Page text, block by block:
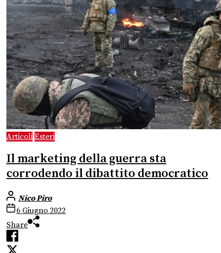
Articoli Esteri
Il marketing della guerra sta
corrodendo il dibattito democratico
Nico Piro
6 Giugno 2022
Share